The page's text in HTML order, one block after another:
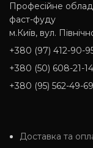
Професійне
фаст-фуду
м.Київ, вул.
+380 (97) 412-90-
+380 (50) 608-21-14
+380 (95) 562-49-69
Доставка та